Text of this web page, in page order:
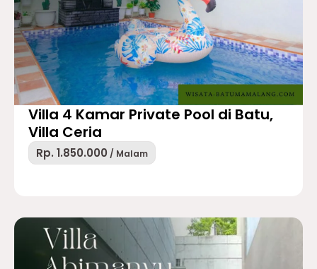
Villa 4 Kamar Private Pool di Batu,
Villa Ceria
Rp. 1.850.000 / Malam